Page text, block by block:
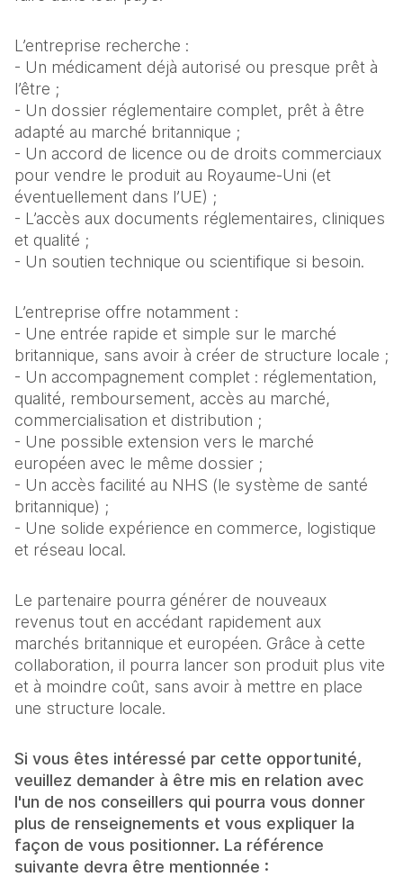
L’entreprise recherche :
- Un médicament déjà autorisé ou presque prêt à
l’être ;
- Un dossier réglementaire complet, prêt à être
adapté au marché britannique ;
- Un accord de licence ou de droits commerciaux
pour vendre le produit au Royaume-Uni (et
éventuellement dans l’UE) ;
- L’accès aux documents réglementaires, cliniques
et qualité ;
- Un soutien technique ou scientifique si besoin.
L’entreprise offre notamment :
- Une entrée rapide et simple sur le marché
britannique, sans avoir à créer de structure locale ;
- Un accompagnement complet : réglementation,
qualité, remboursement, accès au marché,
commercialisation et distribution ;
- Une possible extension vers le marché
européen avec le même dossier ;
- Un accès facilité au NHS (le système de santé
britannique) ;
- Une solide expérience en commerce, logistique
et réseau local.
Le partenaire pourra générer de nouveaux
revenus tout en accédant rapidement aux
marchés britannique et européen. Grâce à cette
collaboration, il pourra lancer son produit plus vite
et à moindre coût, sans avoir à mettre en place
une structure locale.
Si vous êtes intéressé par cette opportunité,
veuillez demander à être mis en relation avec
l'un de nos conseillers qui pourra vous donner
plus de renseignements et vous expliquer la
façon de vous positionner. La référence
suivante devra être mentionnée :